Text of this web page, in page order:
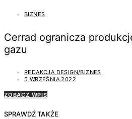
BIZNES
Cerrad ogranicza
gazu
REDAKCJA DESIGN/BIZNES
5 WRZEŚNIA 2022
ZOBACZ WPIS
SPRAWDŹ TAKŻE